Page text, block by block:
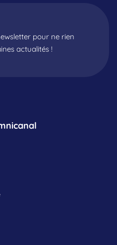
pour ne rien
actualités !